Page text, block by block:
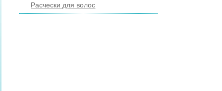
Расчески для волос